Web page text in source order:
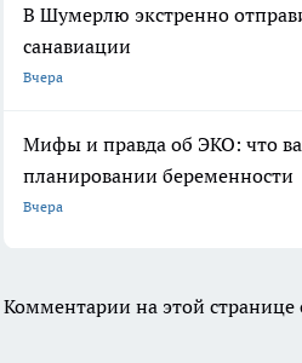
В Шумерлю экстренно
санавиации
Вчера
Мифы и правда об ЭКО: что
планировании беременности
Вчера
Комментарии на этой